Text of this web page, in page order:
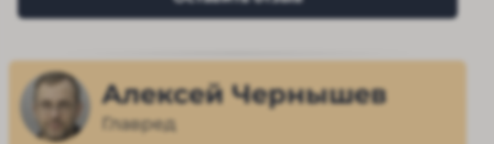
Алексей Чернышев
Главред